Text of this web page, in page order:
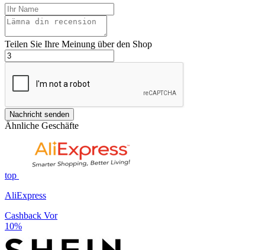
Teilen Sie Ihre Meinung über den Shop
Nachricht senden
Ähnliche Geschäfte
top
AliExpress
Cashback Vor
10%